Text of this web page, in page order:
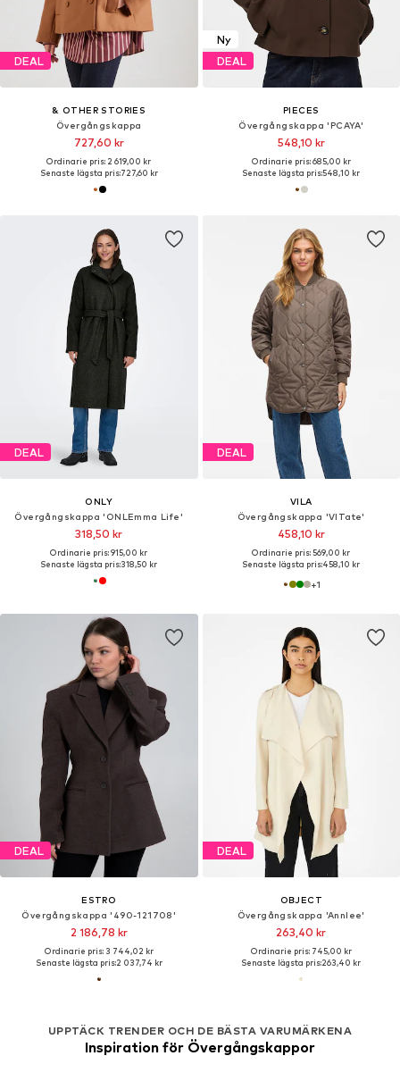
DEAL
& OTHER STORIES
Övergångskappa
727,60 kr
Ordinarie pris: 2 619,00 kr
Senaste lägsta pris:727,60 kr
Ny
DEAL
PIECES
Övergångskappa 'PCAYA'
548,10 kr
Ordinarie pris: 685,00 kr
Senaste lägsta pris:548,10 kr
DEAL
ONLY
Övergångskappa 'ONLEmma Life'
318,50 kr
Ordinarie pris: 915,00 kr
Senaste lägsta pris:318,50 kr
DEAL
VILA
Övergångskappa 'VITate'
458,10 kr
Ordinarie pris: 569,00 kr
Senaste lägsta pris:458,10 kr
+1
DEAL
ESTRO
Övergångskappa '490-121708'
2 186,78 kr
Ordinarie pris: 3 744,02 kr
Senaste lägsta pris:2 037,74 kr
DEAL
OBJECT
Övergångskappa 'Annlee'
263,40 kr
Ordinarie pris: 745,00 kr
Senaste lägsta pris:263,40 kr
UPPTÄCK TRENDER OCH DE BÄSTA VARUMÄRKENA
Inspiration för Övergångskappor